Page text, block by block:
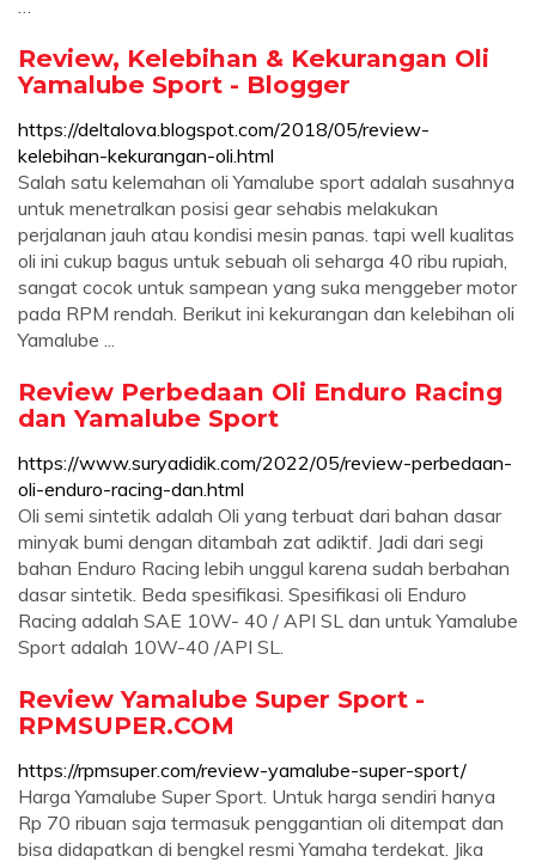
…
Review, Kelebihan & Kekurangan Oli
Yamalube Sport - Blogger
https://deltalova.blogspot.com/2018/05/review-
kelebihan-kekurangan-oli.html
Salah satu kelemahan oli Yamalube sport adalah susahnya
untuk menetralkan posisi gear sehabis melakukan
perjalanan jauh atau kondisi mesin panas. tapi well kualitas
oli ini cukup bagus untuk sebuah oli seharga 40 ribu rupiah,
sangat cocok untuk sampean yang suka menggeber motor
pada RPM rendah. Berikut ini kekurangan dan kelebihan oli
Yamalube ...
Review Perbedaan Oli Enduro Racing
dan Yamalube Sport
https://www.suryadidik.com/2022/05/review-perbedaan-
oli-enduro-racing-dan.html
Oli semi sintetik adalah Oli yang terbuat dari bahan dasar
minyak bumi dengan ditambah zat adiktif. Jadi dari segi
bahan Enduro Racing lebih unggul karena sudah berbahan
dasar sintetik. Beda spesifikasi. Spesifikasi oli Enduro
Racing adalah SAE 10W- 40 / API SL dan untuk Yamalube
Sport adalah 10W-40 /API SL.
Review Yamalube Super Sport -
RPMSUPER.COM
https://rpmsuper.com/review-yamalube-super-sport/
Harga Yamalube Super Sport. Untuk harga sendiri hanya
Rp 70 ribuan saja termasuk penggantian oli ditempat dan
bisa didapatkan di bengkel resmi Yamaha terdekat. Jika